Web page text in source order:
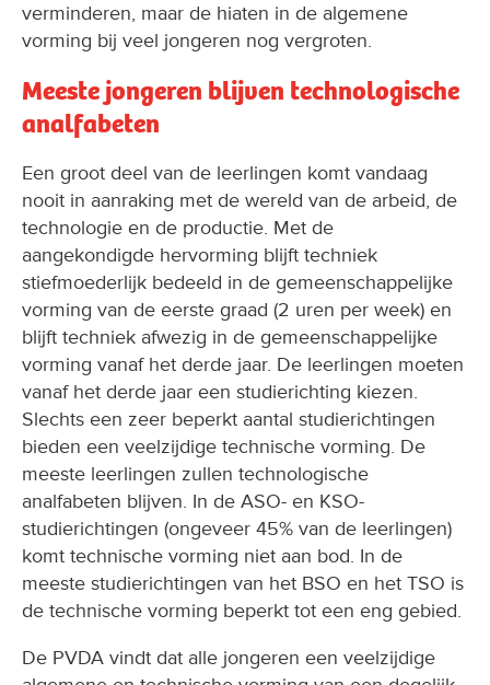
verminderen, maar de hiaten in de algemene
vorming bij veel jongeren nog vergroten.
Meeste jongeren blijven technologische
analfabeten
Een groot deel van de leerlingen komt vandaag
nooit in aanraking met de wereld van de arbeid, de
technologie en de productie. Met de
aangekondigde hervorming blijft techniek
stiefmoederlijk bedeeld in de gemeenschappelijke
vorming van de eerste graad (2 uren per week) en
blijft techniek afwezig in de gemeenschappelijke
vorming vanaf het derde jaar. De leerlingen moeten
vanaf het derde jaar een studierichting kiezen.
Slechts een zeer beperkt aantal studierichtingen
bieden een veelzijdige technische vorming. De
meeste leerlingen zullen technologische
analfabeten blijven. In de ASO- en KSO-
studierichtingen (ongeveer 45% van de leerlingen)
komt technische vorming niet aan bod. In de
meeste studierichtingen van het BSO en het TSO is
de technische vorming beperkt tot een eng gebied.
De PVDA vindt dat alle jongeren een veelzijdige